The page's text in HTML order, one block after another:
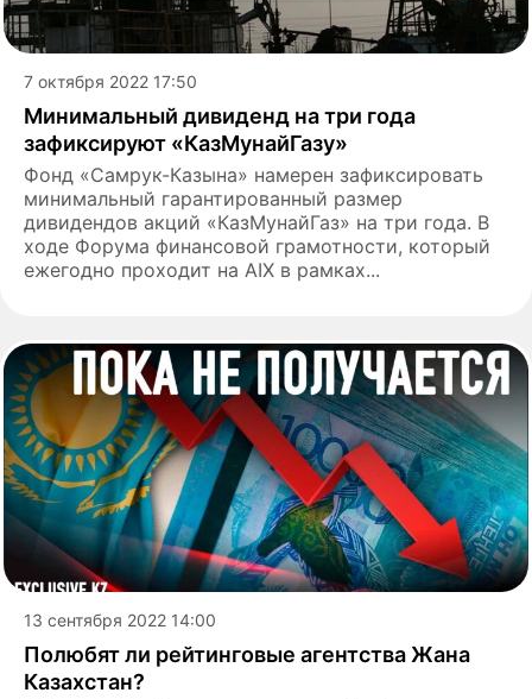
7 октября 2022 17:50
Минимальный дивиденд на три года
зафиксируют «КазМунайГазу»
Фонд «Самрук-Казына» намерен зафиксировать
минимальный гарантированный размер
дивидендов акций «КазМунайГаз» на три года. В
ходе Форума финансовой грамотности, который
ежегодно проходит на AIX в рамках...
13 сентября 2022 14:00
Полюбят ли рейтинговые агентства Жана
Казахстан?